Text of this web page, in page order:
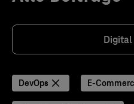
Digital
DevOps E-